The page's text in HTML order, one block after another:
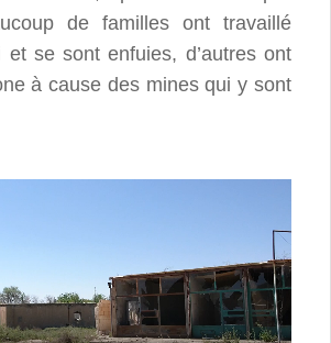
de familles ont travaillé
et se sont enfuies, d’autres ont
à cause des mines qui y sont